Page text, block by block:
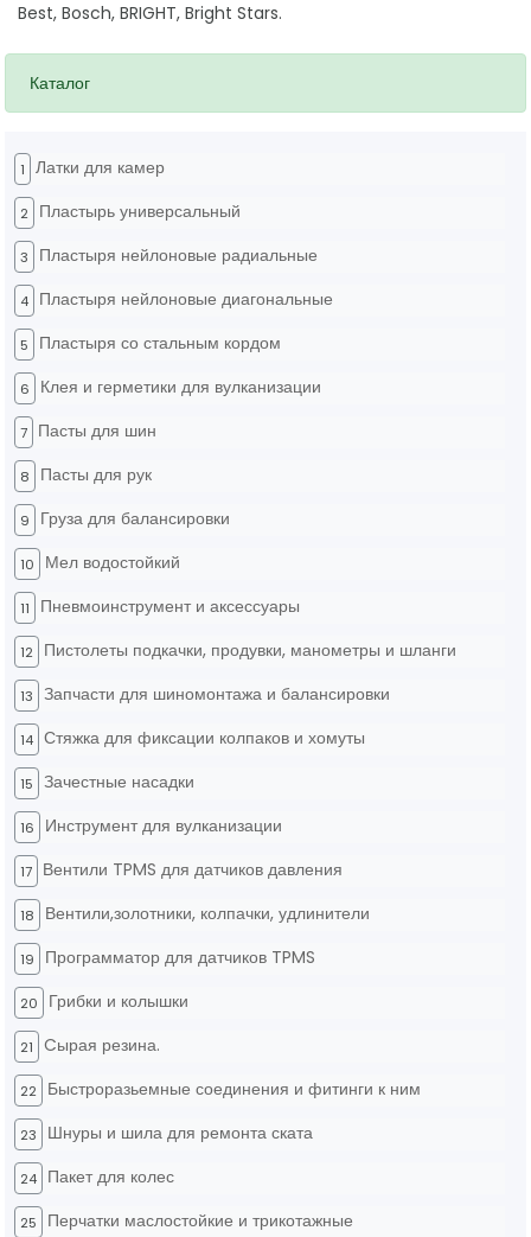
Каталог
1 Латки для камер
2 Пластырь универсальный
3 Пластыря нейлоновые радиальные
4 Пластыря нейлоновые диагональные
5 Пластыря со стальным кордом
6 Клея и герметики для вулканизации
7 Пасты для шин
8 Пасты для рук
9 Груза для балансировки
10 Мел водостойкий
11 Пневмоинструмент и аксессуары
12 Пистолеты подкачки, продувки, манометры и шланги
13 Запчасти для шиномонтажа и балансировки
14 Стяжка для фиксации колпаков и хомуты
15 Зачестные насадки
16 Инструмент для вулканизации
17 Вентили TPMS для датчиков давления
18 Вентили,золотники, колпачки, удлинители
19 Программатор для датчиков TPMS
20 Грибки и колышки
21 Cырая резина.
22 Быстроразьемные соединения и фитинги к ним
23 Шнуры и шила для ремонта ската
24 Пакет для колес
25 Перчатки маслостойкие и трикотажные
Best, Bosch, BRIGHT, Bright Stars.